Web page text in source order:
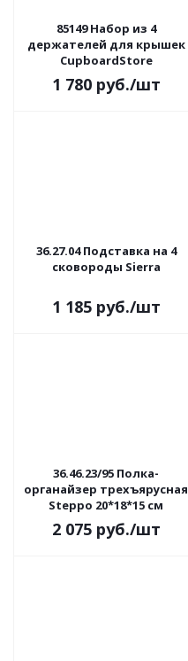
85149 Набор из 4
держателей для крышек
CupboardStore
1 780руб./шт
36.27.04 Подставка на 4
сковороды Sierra
1 185руб./шт
36.46.23/95 Полка-
органайзер трехъярусная
Steppo 20*18*15 см
2 075руб./шт